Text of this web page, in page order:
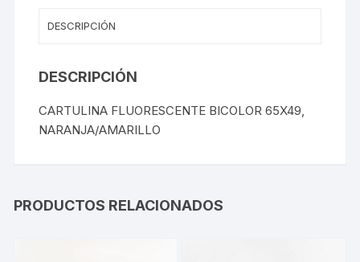
DESCRIPCIÓN
DESCRIPCIÓN
CARTULINA FLUORESCENTE BICOLOR 65X49,
NARANJA/AMARILLO
PRODUCTOS RELACIONADOS